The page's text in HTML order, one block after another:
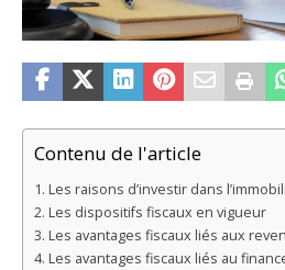
Contenu de l'article
Les raisons d’investir dans
Les dispositifs fiscaux en vigueur
Les avantages fiscaux liés aux
Les avantages fiscaux liés au